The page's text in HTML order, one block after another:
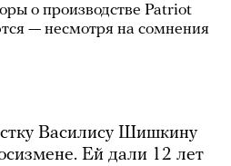
о производстве Patriot
— несмотря на сомнения
Василису Шишкину
Ей дали 12 лет